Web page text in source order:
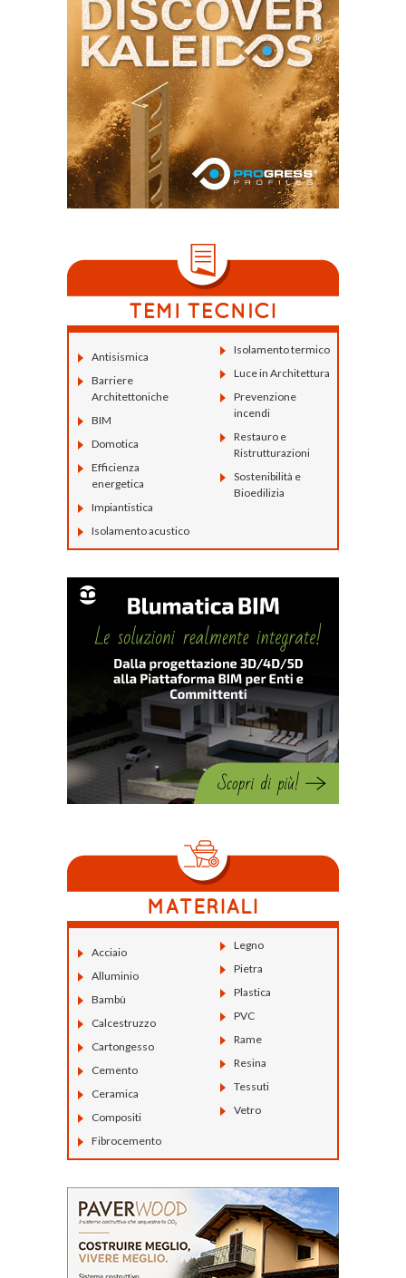
Antisismica
Barriere
Architettoniche
BIM
Domotica
Efficienza
energetica
Impiantistica
Isolamento acustico
Isolamento termico
Luce in Architettura
Prevenzione
incendi
Restauro e
Ristrutturazioni
Sostenibilità e
Bioedilizia
Acciaio
Alluminio
Bambù
Calcestruzzo
Cartongesso
Cemento
Ceramica
Compositi
Fibrocemento
Legno
Pietra
Plastica
PVC
Rame
Resina
Tessuti
Vetro